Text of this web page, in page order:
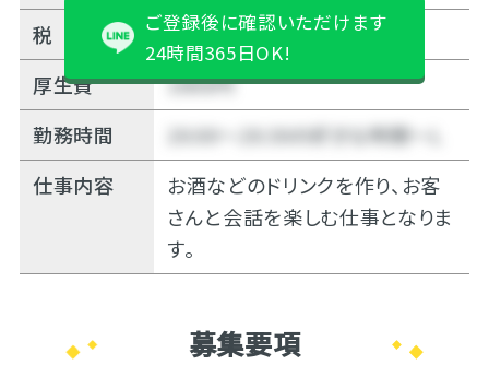
税
10%
厚生費
1000円
勤務時間
20:00～20:30の好きな時間～Ｌ
仕事内容
お酒などのドリンクを作り、お客
さんと会話を楽しむ仕事となりま
す。
ご登録後に確認いただけます
24時間365日OK!
募集要項